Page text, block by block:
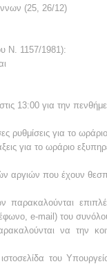
(25, 26/12)
Ν. 1157/1981):
13:00 για την
ρυθμίσεις για το
για το ωράριο
αργιών που έχουν
e-mail) του
να την
του